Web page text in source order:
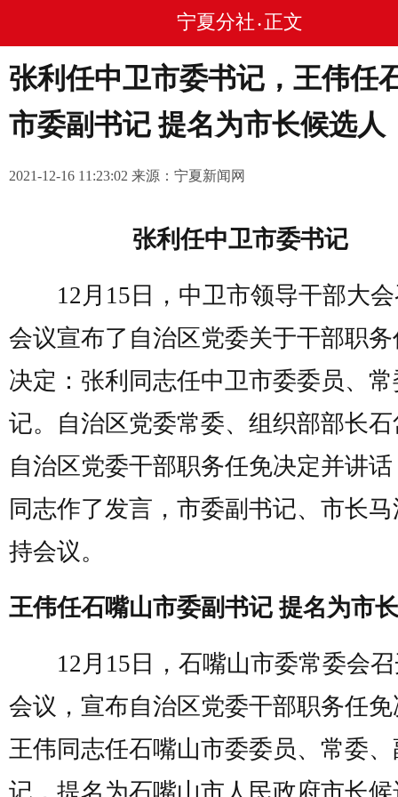
宁夏分社 • 正文
张利任中卫市委书记，王伟任
市委副书记 提名为市长候选人
2021-12-16 11:23:02 来源：宁夏新闻网
张利任中卫市委书记
12月15日，中卫市领导干部大会
会议宣布了自治区党委关于干部职
决定：张利同志任中卫市委委员、
记。自治区党委常委、组织部部长
自治区党委干部职务任免决定并讲
同志作了发言，市委副书记、市长
持会议。
王伟任石嘴山市委副书记提名为市
12月15日，石嘴山市委常委会召
会议，宣布自治区党委干部职务任
王伟同志任石嘴山市委委员、常委
记，提名为石嘴山市人民政府市长